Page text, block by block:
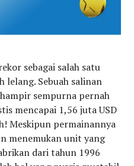
sebagai salah satu
lelang. Sebuah salinan
sempurna pernah
mencapai 1,56 juta USD
Meskipun permainannya
menemukan unit yang
dari tahun 1996